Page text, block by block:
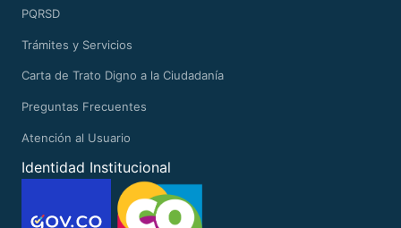
PQRSD
Trámites y Servicios
Carta de Trato Digno a la Ciudadanía
Preguntas Frecuentes
Atención al Usuario
Identidad Institucional